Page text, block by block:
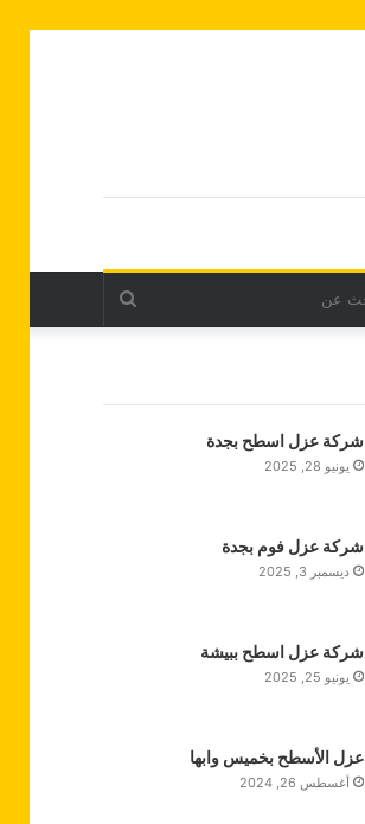
بحث
شركة عزل اسطح بجدة
يونيو 28, 2025
شركة عزل فوم بجدة
ديسمبر 3, 2025
شركة عزل اسطح ببيشة
يونيو 25, 2025
عزل الأسطح بخميس وابها
أغسطس 26, 2024